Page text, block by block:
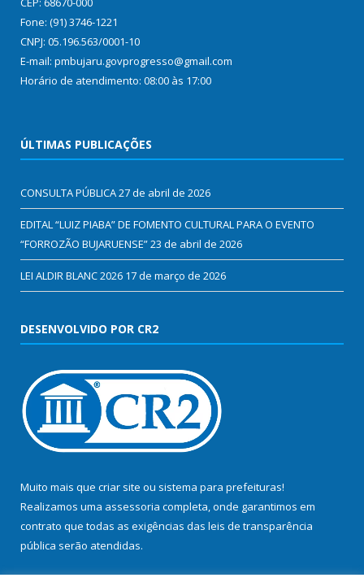
Fone: (91) 3746-1221
CNPJ: 05.196.563/0001-10
E-mail: pmbujaru.govprogresso@gmail.com
Horário de atendimento: 08:00 às 17:00
ÚLTIMAS PUBLICAÇÕES
CONSULTA PÚBLICA27 de abril de 2026
EDITAL “LUIZ PIABA” DE FOMENTO CULTURAL PARA O EVENTO
“FORROZÃO BUJARUENSE”23 de abril de 2026
LEI ALDIR BLANC 2026 17 de março de 2026
DESENVOLVIDO POR CR2
Muito mais que criar site ou sistema para prefeituras!
Realizamos uma assessoria completa, onde garantimos em
contrato que todas as exigências das leis de transparência
pública serão atendidas.